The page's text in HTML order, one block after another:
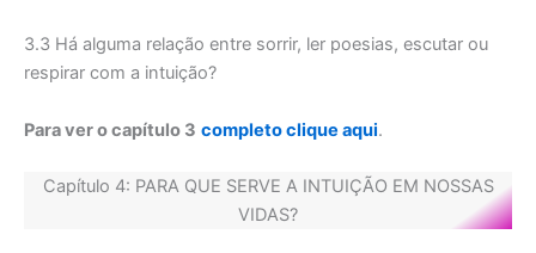
3.3 Há alguma relação entre sorrir, ler poesias, escutar ou
respirar com a intuição?
Para ver o capítulo 3 completo clique aqui.
Capítulo 4: PARA QUE SERVE A INTUIÇÃO EM NOSSAS
VIDAS?